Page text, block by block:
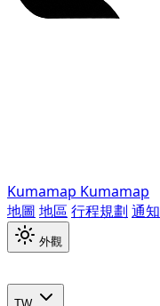
Kumamap Kumamap
地圖 地區 行程規劃 通知
外觀